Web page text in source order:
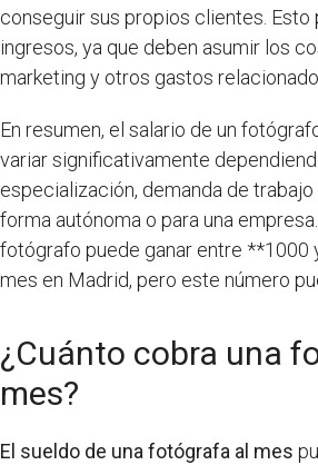
conseguir sus propios clientes. Esto
ingresos, ya que deben asumir los
marketing y otros gastos
En resumen, el salario de un
variar significativamente
especialización, demanda de trabajo
forma autónoma o para una
fotógrafo puede ganar entre **1000
mes en Madrid, pero este número
¿Cuánto cobra una
mes?
El sueldo de una fotógrafa al mes